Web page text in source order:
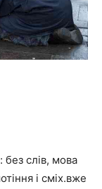
без слів, мова
і сміх.вже